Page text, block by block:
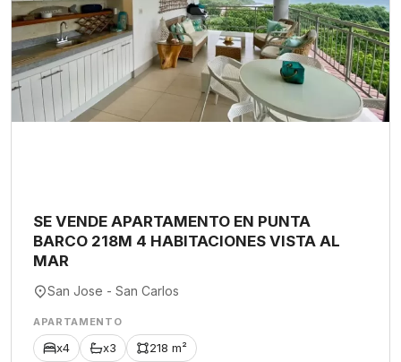
SE VENDE APARTAMENTO EN PUNTA
BARCO 218M 4 HABITACIONES VISTA AL
MAR
San Jose - San Carlos
APARTAMENTO
x4 x3 218 m²